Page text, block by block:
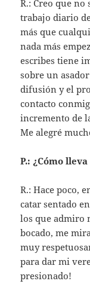
R.: Creo que
trabajo diario
más que
nada más
escribes tiene
sobre un asador
difusión y el
contacto
incremento de
Me alegré
P.: ¿Cómo
R.: Hace poco,
catar sentado
los que admiro
bocado, me
muy
para dar mi
presionado!